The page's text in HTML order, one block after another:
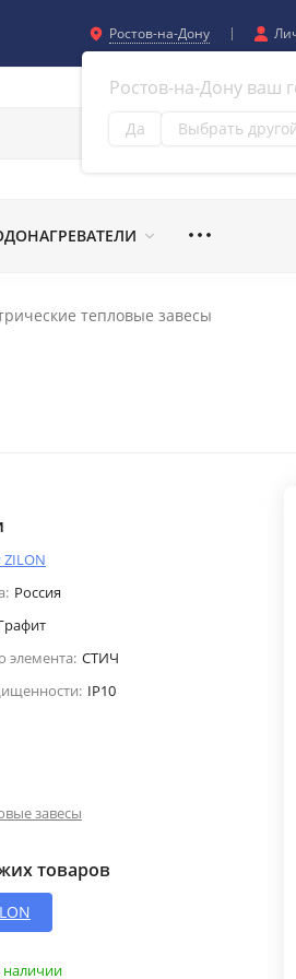
Ростов-на-Дону
Ростов-на-Дону ваш
Да Выбрать
тепловые завесы
ZILON
Россия
элемента: СТИЧ
IP10
завесы
товаров
наличии